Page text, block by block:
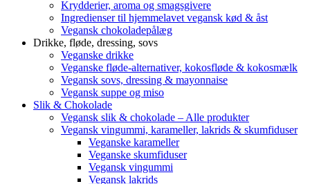
Krydderier, aroma og smagsgivere
Ingredienser til hjemmelavet vegansk kød & åst
Vegansk chokoladepålæg
Drikke, fløde, dressing, sovs
Veganske drikke
Veganske fløde-alternativer, kokosfløde & kokosmælk
Vegansk sovs, dressing & mayonnaise
Vegansk suppe og miso
Slik & Chokolade
Vegansk slik & chokolade – Alle produkter
Vegansk vingummi, karameller, lakrids & skumfiduser
Veganske karameller
Veganske skumfiduser
Vegansk vingummi
Vegansk lakrids